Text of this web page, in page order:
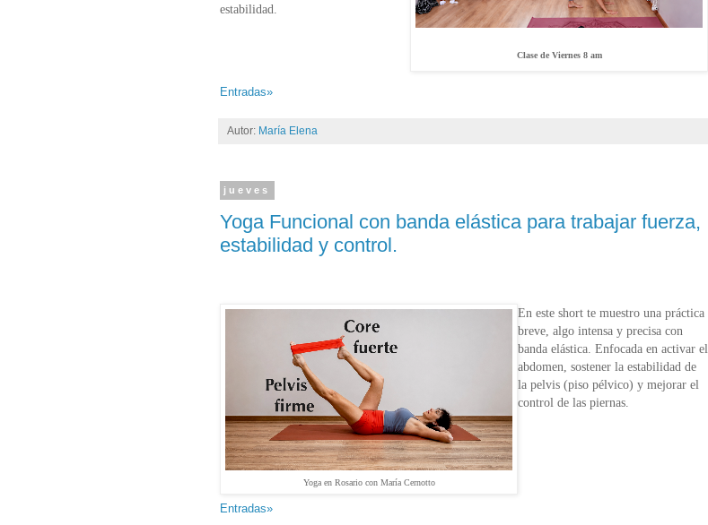
Clase de Viernes 8 am
estabilidad.
Entradas»
Autor: María Elena
jueves
Yoga Funcional con banda elástica para trabajar fuerza,
estabilidad y control.
Yoga en Rosario con María Cernotto
En este short te muestro una práctica
breve, algo intensa y precisa con
banda elástica. Enfocada en activar el
abdomen, sostener la estabilidad de
la pelvis (piso pélvico) y mejorar el
control de las piernas.
Entradas»